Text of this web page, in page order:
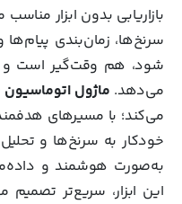
بازاریابی بدون ابزار
سرنخ‌ها، زمان‌بندی
شود، هم وقت‌گیر است
می‌دهد. ماژول اتوماسیون
می‌کند؛ با مسیرهای
خودکار به سرنخ‌ها و تحلیل
به‌صورت هوشمند و
این ابزار، سریع‌تر تصمیم